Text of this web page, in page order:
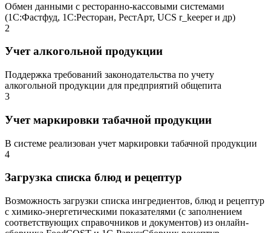
Обмен данными с ресторанно-кассовыми системами
(1С:Фастфуд, 1С:Ресторан, РестАрт, UCS r_keeper и др)
2
Учет алкогольной продукции
Поддержка требований законодательства по учету
алкогольной продукции для предприятий общепита
3
Учет маркировки табачной продукции
В системе реализован учет маркировки табачной продукции
4
Загрузка списка блюд и рецептур
Возможность загрузки списка ингредиентов, блюд и рецептур
с химико-энергетическими показателями (с заполнением
соответствующих справочников и документов) из онлайн-